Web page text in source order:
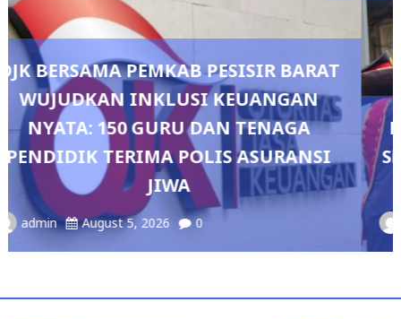
Pedang Pora Sambut Kombes Herbin
Sianipar, Babak Baru Kepemimpinan di
Polresta Bandar Lampung
admin August 4, 2026